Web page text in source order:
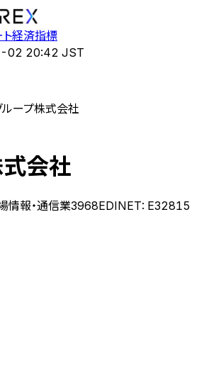
経済指標
20:42 JST
ループ株式会社
会社
情報・通信業3968EDINET: E32815